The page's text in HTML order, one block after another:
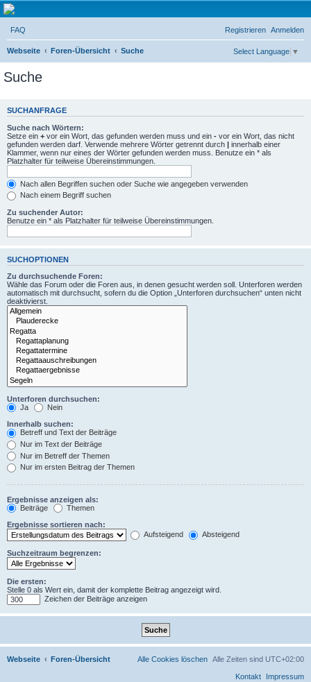
Micro Magic Forum
Deutschland
FAQ Anmelden
Registrieren
Webseite Foren-Übersicht Suche
e
Select Language ▼
Suche
SUCHANFRAGE
Suche nach Wörtern:
Setze ein + vor ein Wort, das gefunden werden muss und ein - vor ein Wort, das nicht
gefunden werden darf. Verwende mehrere Wörter getrennt durch | innerhalb einer
Klammer, wenn nur eines der Wörter gefunden werden muss. Benutze ein * als
Platzhalter für teilweise Übereinstimmungen.
Nach allen Begriffen suchen oder Suche wie angegeben verwenden
Nach einem Begriff suchen
Zu suchender Autor:
Benutze ein * als Platzhalter für teilweise Übereinstimmungen.
SUCHOPTIONEN
Zu durchsuchende Foren:
Wähle das Forum oder die Foren aus, in denen gesucht werden soll. Unterforen werden
automatisch mit durchsucht, sofern du die Option „Unterforen durchsuchen“ unten nicht
deaktivierst.
Unterforen durchsuchen:
Ja
Nein
Innerhalb suchen:
Betreff und Text der Beiträge
Nur im Text der Beiträge
Nur im Betreff der Themen
Nur im ersten Beitrag der Themen
Ergebnisse anzeigen als:
Beiträge
Themen
Ergebnisse sortieren nach:
Aufsteigend
Absteigend
Suchzeitraum begrenzen:
Die ersten:
Stelle 0 als Wert ein, damit der komplette Beitrag angezeigt wird.
Zeichen der Beiträge anzeigen
Webseite Foren-Übersicht Alle Zeiten sind UTC+02:00
Alle Cookies löschen
Impressum
Kontakt